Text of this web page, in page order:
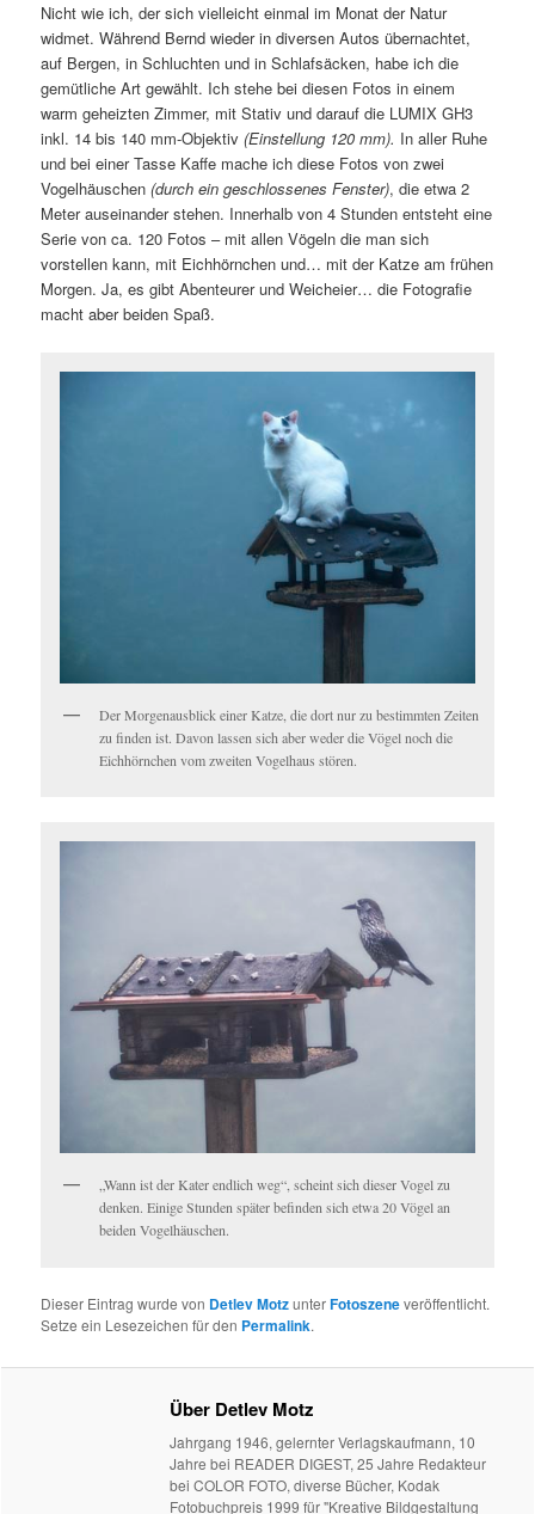
Nicht wie ich, der sich vielleicht einmal im Monat der Natur
widmet. Während Bernd wieder in diversen Autos übernachtet,
auf Bergen, in Schluchten und in Schlafsäcken, habe ich die
gemütliche Art gewählt. Ich stehe bei diesen Fotos in einem
warm geheizten Zimmer, mit Stativ und darauf die LUMIX GH3
inkl. 14 bis 140 mm-Objektiv(Einstellung 120 mm). In aller Ruhe
und bei einer Tasse Kaffe mache ich diese Fotos von zwei
Vogelhäuschen(durch ein geschlossenes Fenster), die etwa 2
Meter auseinander stehen. Innerhalb von 4 Stunden entsteht eine
Serie von ca. 120 Fotos – mit allen Vögeln die man sich
vorstellen kann, mit Eichhörnchen und… mit der Katze am frühen
Morgen. Ja, es gibt Abenteurer und Weicheier… die Fotografie
macht aber beiden Spaß.
Der Morgenausblick einer Katze, die dort nur zu bestimmten Zeiten
zu finden ist. Davon lassen sich aber weder die Vögel noch die
Eichhörnchen vom zweiten Vogelhaus stören.
„Wann ist der Kater endlich weg“, scheint sich dieser Vogel zu
denken. Einige Stunden später befinden sich etwa 20 Vögel an
beiden Vogelhäuschen.
Dieser Eintrag wurde von Detlev MotzunterFotoszeneveröffentlicht.
Setze ein Lesezeichen für den Permalink.
Über Detlev Motz
Jahrgang 1946, gelernter Verlagskaufmann, 10
Jahre bei READER DIGEST, 25 Jahre Redakteur
bei COLOR FOTO, diverse Bücher, Kodak
Fotobuchpreis 1999 für "Kreative Bildgestaltung